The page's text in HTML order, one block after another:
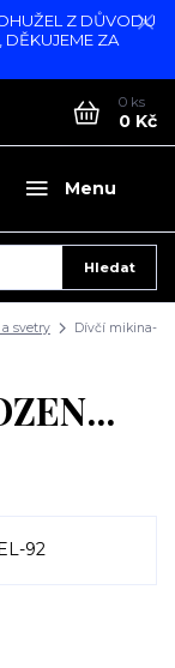
Z DŮVODU
DĚKUJEME ZA
Menu
Hledat
0 ks
0 Kč
svetry
Dívčí mikina-